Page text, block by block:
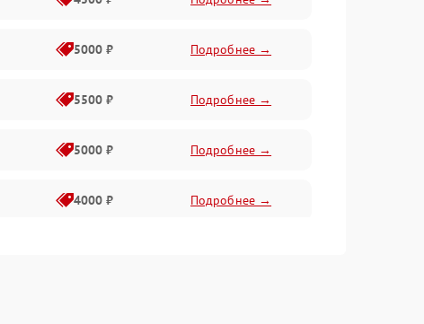
5000 ₽ Подробнее →
5500 ₽ Подробнее →
5000 ₽ Подробнее →
4000 ₽ Подробнее →